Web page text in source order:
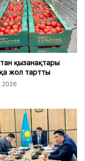
қызанақтары
жол тартты